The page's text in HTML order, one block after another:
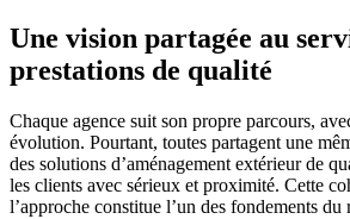
Une vision partagée au
prestations de qualité
Chaque agence suit son propre parcours,
évolution. Pourtant, toutes partagent une
des solutions d’aménagement extérieur de
les clients avec sérieux et proximité. Cette
l’approche constitue l’un des fondements du